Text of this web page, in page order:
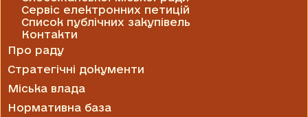
Сервіс електронних петицій
Список публічних закупівель
Контакти
Про раду
Стратегічні документи
Міська влада
Нормативна база